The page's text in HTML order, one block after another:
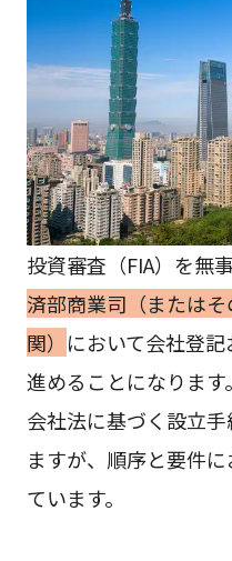
投資審査（FIA）を無
済部商業司（または
関） において会社登
進めることになりま
会社法に基づく設立
ますが、順序と要件
ています。